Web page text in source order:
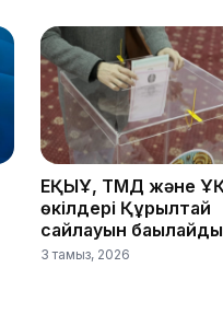
ЕҚЫҰ, ТМД және
өкілдері Құрылтай
сайлауын бақылайды
3 тамыз, 2026